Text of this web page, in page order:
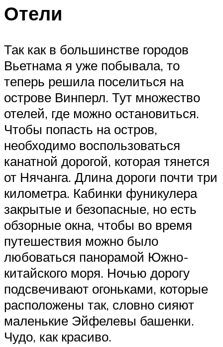
Отели
Так как в большинстве городов
Вьетнама я уже побывала, то
теперь решила поселиться на
острове Винперл. Тут множество
отелей, где можно остановиться.
Чтобы попасть на остров,
необходимо воспользоваться
канатной дорогой, которая тянется
от Нячанга. Длина дороги почти три
километра. Кабинки фуникулера
закрытые и безопасные, но есть
обзорные окна, чтобы во время
путешествия можно было
любоваться панорамой Южно-
китайского моря. Ночью дорогу
подсвечивают огоньками, которые
расположены так, словно сияют
маленькие Эйфелевы башенки.
Чудо, как красиво.